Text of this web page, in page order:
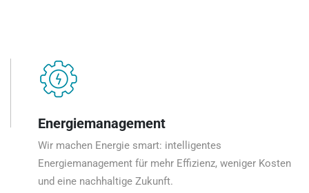
Energiemanagement
Wir machen Energie smart: intelligentes
Energiemanagement für mehr Effizienz, weniger Kosten
und eine nachhaltige Zukunft.